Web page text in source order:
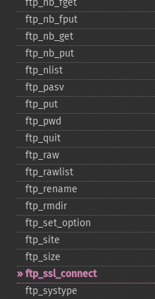
ftp_​nb_​fget
ftp_​nb_​fput
ftp_​nb_​get
ftp_​nb_​put
ftp_​nlist
ftp_​pasv
ftp_​put
ftp_​pwd
ftp_​quit
ftp_​raw
ftp_​rawlist
ftp_​rename
ftp_​rmdir
ftp_​set_​option
ftp_​site
ftp_​size
ftp_​ssl_​connect
ftp_​systype